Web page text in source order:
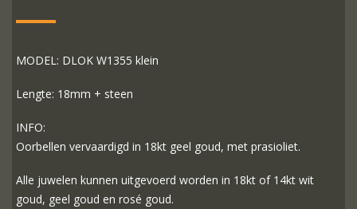
MODEL: DLOK W1355 klein
Lengte: 18mm + steen
INFO:
Oorbellen vervaardigd in 18kt geel goud, met prasioliet.
Alle juwelen kunnen uitgevoerd worden in 18kt of 14kt wit
goud, geel goud en rosé goud.